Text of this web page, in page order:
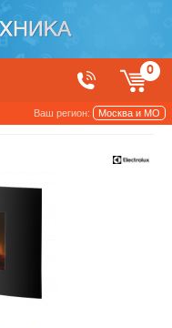
0
Ваш регион: Москва и МО